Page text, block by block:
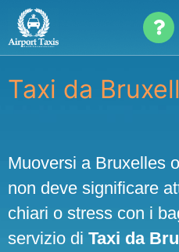
Skip
content
Taxi da
Muoversi a Bruxelles
non deve significare
chiari o stress con i
servizio di Taxi da